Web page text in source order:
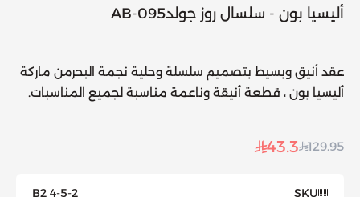
أليسيا بون - سلسال روز جولدAB-095
عقد أنيق وبسيط بتصميم سلسلة وحلية نجمة البحرمن ماركة
أليسيا بون ، قطعة أنيقة وناعمة مناسبة لجميع المناسبات.
129.95
43.3
SKU
B2 4-5-2